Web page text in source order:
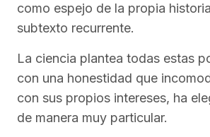
como espejo de la propia
subtexto recurrente.
La ciencia plantea todas estas
con una honestidad que
con sus propios intereses, ha
de manera muy particular.